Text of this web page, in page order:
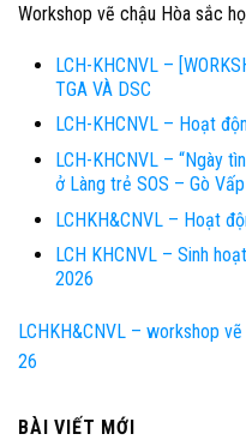
Workshop vẽ chậu Hòa sắc
LCH-KHCNVL –
TGA VÀ DSC
LCH-KHCNVL – Hoạt
LCH-KHCNVL – “Ngày
ở Làng trẻ SOS – Gò Vấp
LCHKH&CNVL – Hoạt
LCH KHCNVL – Sinh
2026
LCHKH&CNVL – workshop
26
BÀI VIẾT MỚI